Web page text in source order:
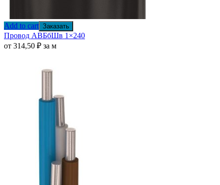
Add to cart Заказать
Провод АВБбШв 1×240
от 314,50 ₽ за м